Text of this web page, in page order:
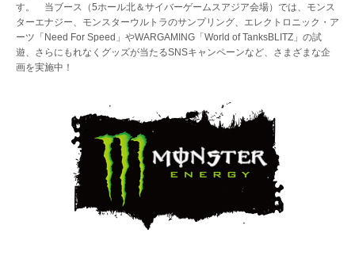
す。 当ブース（5ホール北＆サイバーゲームスアジア会場）では、モンス
ターエナジー、モンスターウルトラのサンプリング、エレクトロニック・ア
ーツ「Need For Speed」やWARGAMING「World of TanksBLITZ」の試
遊、さらにもれなくグッズが当たるSNSキャンペーンなど、さまざまな企
画を実施中！